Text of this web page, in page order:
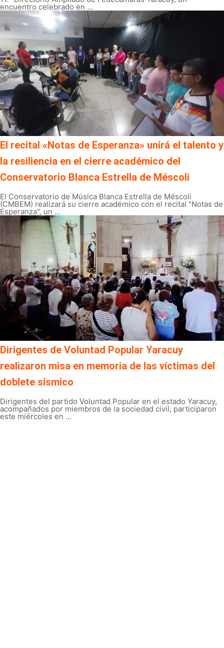
encuentro celebrado en ...
El recital «Notas de Esperanza» unirá el talento y
la resiliencia en el cierre académico del
Conservatorio Blanca Estrella de Méscoli
El Conservatorio de Música Blanca Estrella de Méscoli
(CMBEM) realizará su cierre académico con el recital "Notas de
Esperanza", un ...
Dirigentes de Voluntad Popular Yaracuy
realizaron misa en memoria de las víctimas del
doblete sísmico
Dirigentes del partido Voluntad Popular en el estado Yaracuy,
acompañados por miembros de la sociedad civil, participaron
este miércoles en ...